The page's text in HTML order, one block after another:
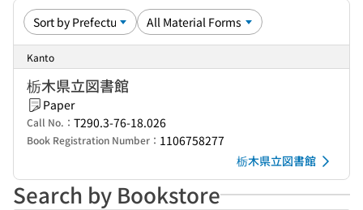
Kanto
栃木県立図書館
Paper
Call No.： T290.3-76-18.026
Book Registration Number： 1106758277
栃木県立図書館
Search by Bookstore